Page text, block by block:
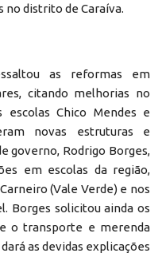
no distrito de Caraíva.
as reformas em
citando melhorias no
Chico Mendes e
novas estruturas e
governo, Rodrigo Borges,
em escolas da região,
(Vale Verde) e nos
Borges solicitou ainda os
o transporte e merenda
as devidas explicações